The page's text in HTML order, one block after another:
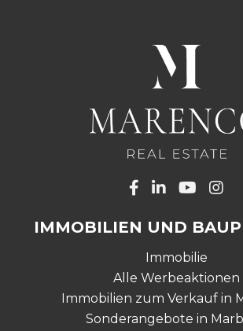
IMMOBILIEN UND
Immobilie
Alle Werbeaktionen
Immobilien zum Verkauf in
Sonderangebote in